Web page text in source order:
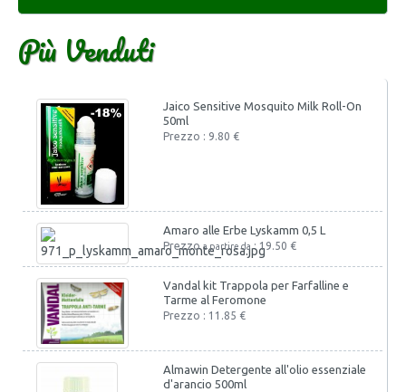
Più Venduti
Jaico Sensitive Mosquito Milk Roll-On
50ml
Prezzo : 9.80 €
Amaro alle Erbe Lyskamm 0,5 L
Prezzoa partire da: 19.50 €
Vandal kit Trappola per Farfalline e
Tarme al Feromone
Prezzo : 11.85 €
Almawin Detergente all'olio essenziale
d'arancio 500ml